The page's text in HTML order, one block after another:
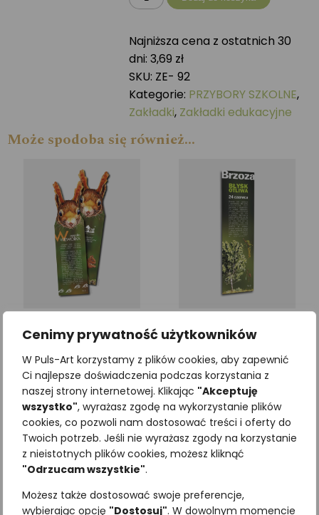
Cenimy prywatność użytkowników
W Puls-Art korzystamy z plików cookies, aby zapewnić
Ci najlepsze doświadczenia podczas korzystania z
naszej strony internetowej. Klikając "Akceptuję
wszystko", wyrażasz zgodę na wykorzystanie plików
cookies, co pozwoli nam dostosować treści i oferty do
Twoich potrzeb. Jeśli nie wyrażasz zgody na korzystanie
z nieistotnych plików cookies, możesz kliknąć
"Odrzucam wszystkie".
Możesz także dostosować swoje preferencje,
wybierając opcję "Dostosuj". W dowolnym momencie
Zakładka
GRYZONIE
Najniższa cena z ostatnich 30
dni:3,69 zł
SKU: ZE- 92
Kategorie: PRZYBORY SZKOLNE,
Zakładki, Zakładki edukacyjne
Może spodoba się również…
Zakładka przestrzenna
WIEWIÓRKA
4,92zł z VAT
Dodaj do koszyka
Zakładka Twoje drzewo
3,69zł z VAT
Dodaj do koszyka